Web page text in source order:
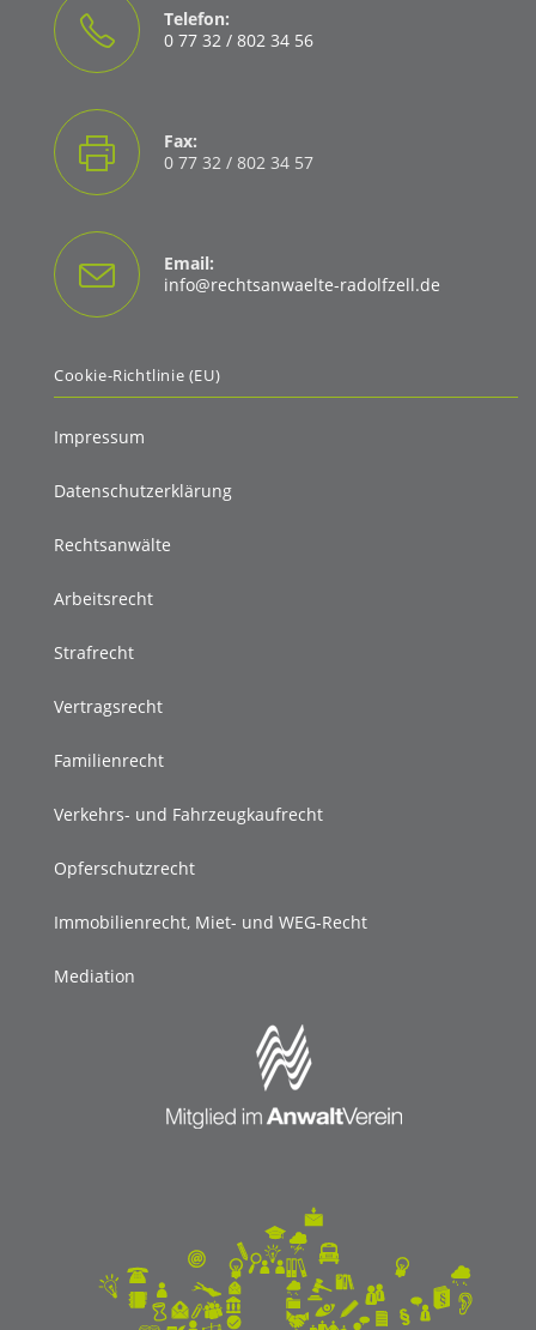
Telefon:
0 77 32 / 802 34 56
application
Fax:
0 77 32 / 802 34 57
Email:
info@rechtsanwaelte-radolfzell.de
Cookie-Richtlinie (EU)
Impressum
Datenschutzerklärung
Rechtsanwälte
Arbeitsrecht
Strafrecht
Vertragsrecht
Familienrecht
Verkehrs- und Fahrzeugkaufrecht
Opferschutzrecht
Immobilienrecht, Miet- und WEG-Recht
Mediation